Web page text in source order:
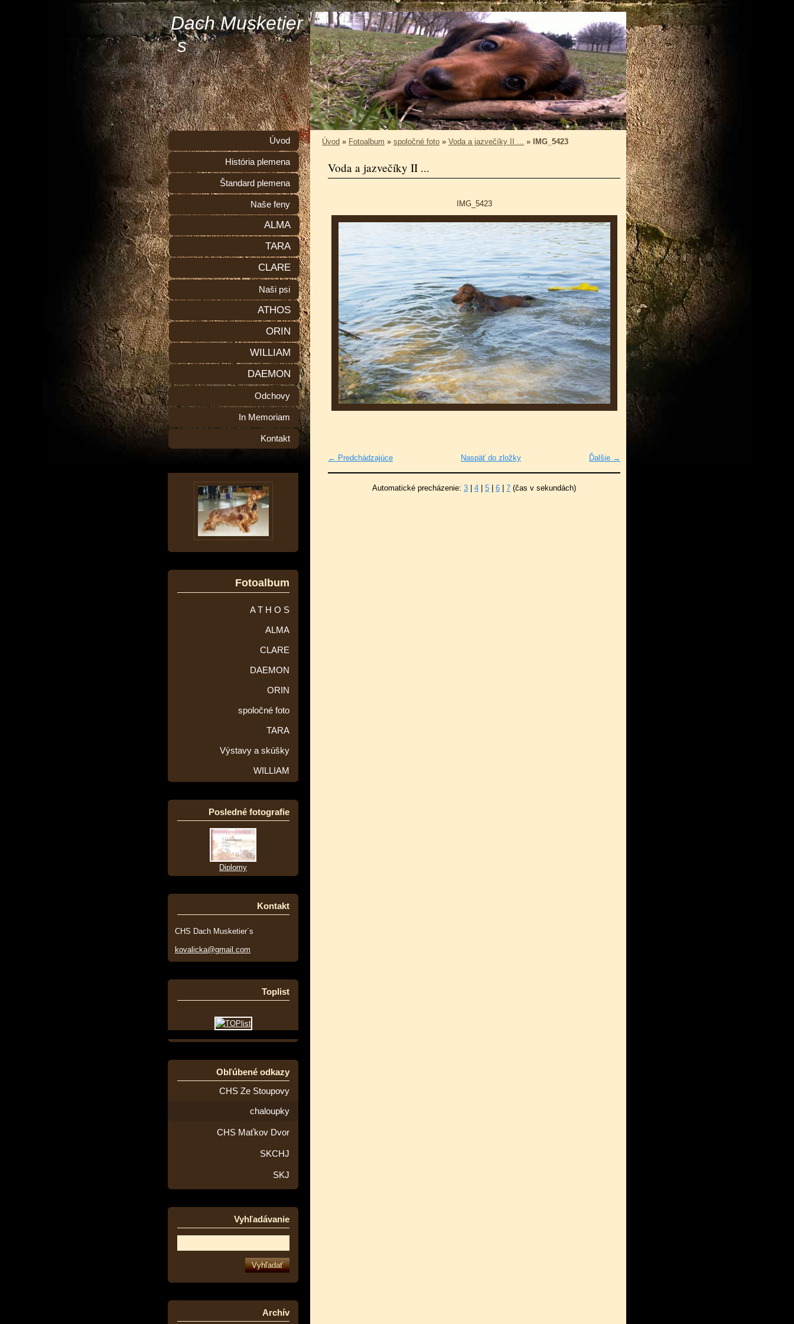
Dach Musketier
´s
Úvod » Fotoalbum » spoločné foto » Voda a jazvečíky II ... » IMG_5423
Voda a jazvečíky II ...
IMG_5423
← Predchádzajúce Ďalšie →
Naspäť do zložky
Automatické precházenie: 3 4 5 6 7 (čas v sekundách)
Úvod
História plemena
Štandard plemena
Naše feny
ALMA
TARA
CLARE
Naši psi
ATHOS
ORIN
WILLIAM
DAEMON
Odchovy
In Memoriam
Kontakt
Fotoalbum
A T H O S
ALMA
CLARE
DAEMON
ORIN
spoločné foto
TARA
Výstavy a skúšky
WILLIAM
Posledné fotografie
Diplomy
Kontakt
CHS Dach Musketier´s
kovalicka@gmail.com
Toplist
Obľúbené odkazy
CHS Ze Stoupovy
chaloupky
CHS Maťkov Dvor
SKCHJ
SKJ
Vyhľadávanie
Archív